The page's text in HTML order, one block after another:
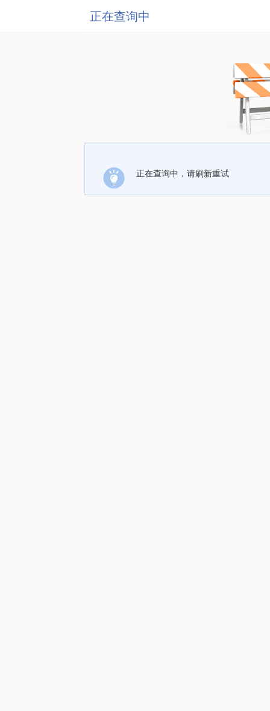
正在查询中
正在查询中，请刷新重试